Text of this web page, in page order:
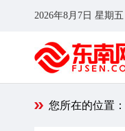
2026年8月7日 星期五
您所在的位置：